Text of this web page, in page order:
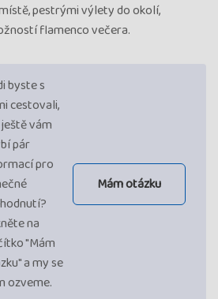
pestrými výlety do okolí,
flamenco večera.
byste s
cestovali,
vám
pár
pro
na
"Mám
a my se
ozveme.
Mám otázku